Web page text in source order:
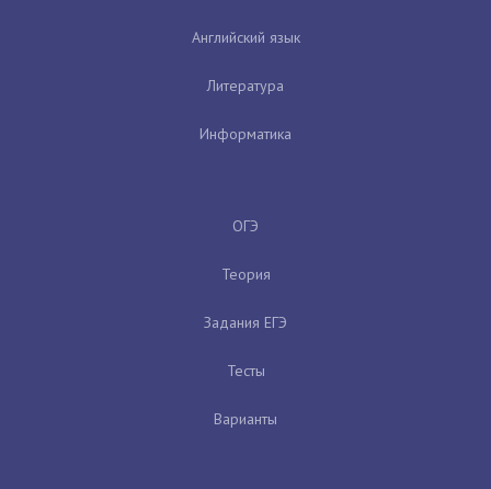
Английский язык
Литература
Информатика
ОГЭ
Теория
Задания ЕГЭ
Тесты
Варианты